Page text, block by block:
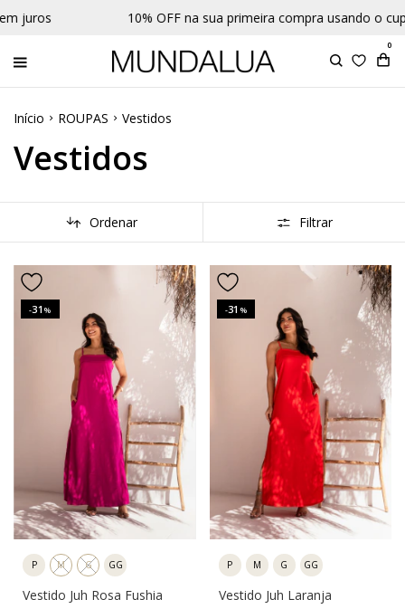
10% OFF na sua primeira compra usando o cupom BEMVINDA
0
Início ROUPAS Vestidos
Vestidos
Ordenar Filtrar
-31 %
P M G GG
Vestido Juh Rosa Fushia
-31 %
P M G GG
Vestido Juh Laranja